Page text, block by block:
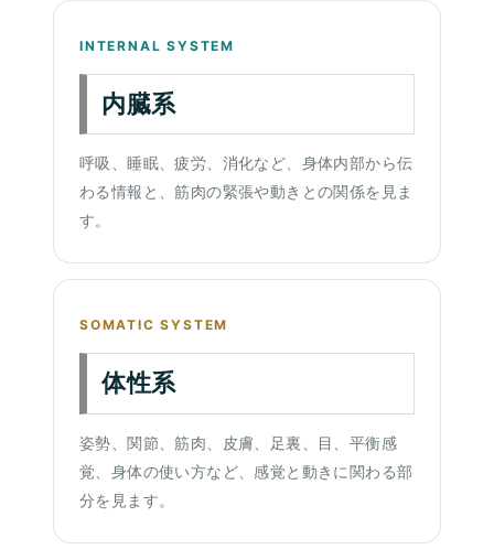
INTERNAL SYSTEM
内臓系
呼吸、睡眠、疲労、消化など、身体内部から伝
わる情報と、筋肉の緊張や動きとの関係を見ま
す。
SOMATIC SYSTEM
体性系
姿勢、関節、筋肉、皮膚、足裏、目、平衡感
覚、身体の使い方など、感覚と動きに関わる部
分を見ます。